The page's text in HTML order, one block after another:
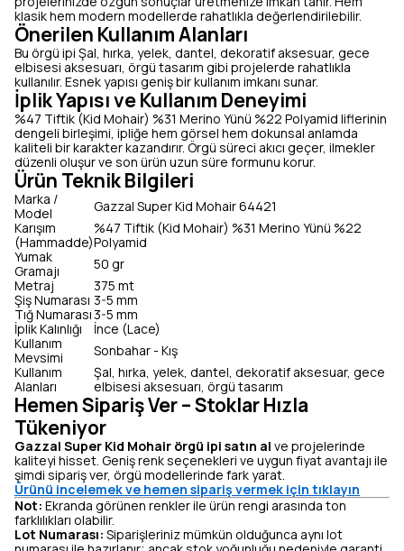
klasik hem modern modellerde rahatlıkla değerlendirilebilir.
Önerilen Kullanım Alanları
Bu örgü ipi Şal, hırka, yelek, dantel, dekoratif aksesuar, gece
elbisesi aksesuarı, örgü tasarım gibi projelerde rahatlıkla
kullanılır. Esnek yapısı geniş bir kullanım imkanı sunar.
İplik Yapısı ve Kullanım Deneyimi
%47 Tiftik (Kid Mohair) %31 Merino Yünü %22 Polyamid liflerinin
dengeli birleşimi, ipliğe hem görsel hem dokunsal anlamda
kaliteli bir karakter kazandırır. Örgü süreci akıcı geçer, ilmekler
düzenli oluşur ve son ürün uzun süre formunu korur.
Ürün Teknik Bilgileri
Marka /
Model
Gazzal Super Kid Mohair 64421
Karışım
(Hammadde)
%47 Tiftik (Kid Mohair) %31 Merino Yünü %22
Polyamid
Yumak
Gramajı
50 gr
Metraj
375 mt
Şiş Numarası 3-5 mm
Tığ Numarası 3-5 mm
İplik Kalınlığı
İnce (Lace)
Kullanım
Mevsimi
Sonbahar - Kış
Kullanım
Alanları
Şal, hırka, yelek, dantel, dekoratif aksesuar, gece
elbisesi aksesuarı, örgü tasarım
Hemen Sipariş Ver – Stoklar Hızla
Tükeniyor
Gazzal Super Kid Mohair örgü ipi satın al ve projelerinde
kaliteyi hisset. Geniş renk seçenekleri ve uygun fiyat avantajı ile
şimdi sipariş ver, örgü modellerinde fark yarat.
Ürünü incelemek ve hemen sipariş vermek için tıklayın
Not: Ekranda görünen renkler ile ürün rengi arasında ton
farklılıkları olabilir.
Lot Numarası: Siparişleriniz mümkün olduğunca aynı lot